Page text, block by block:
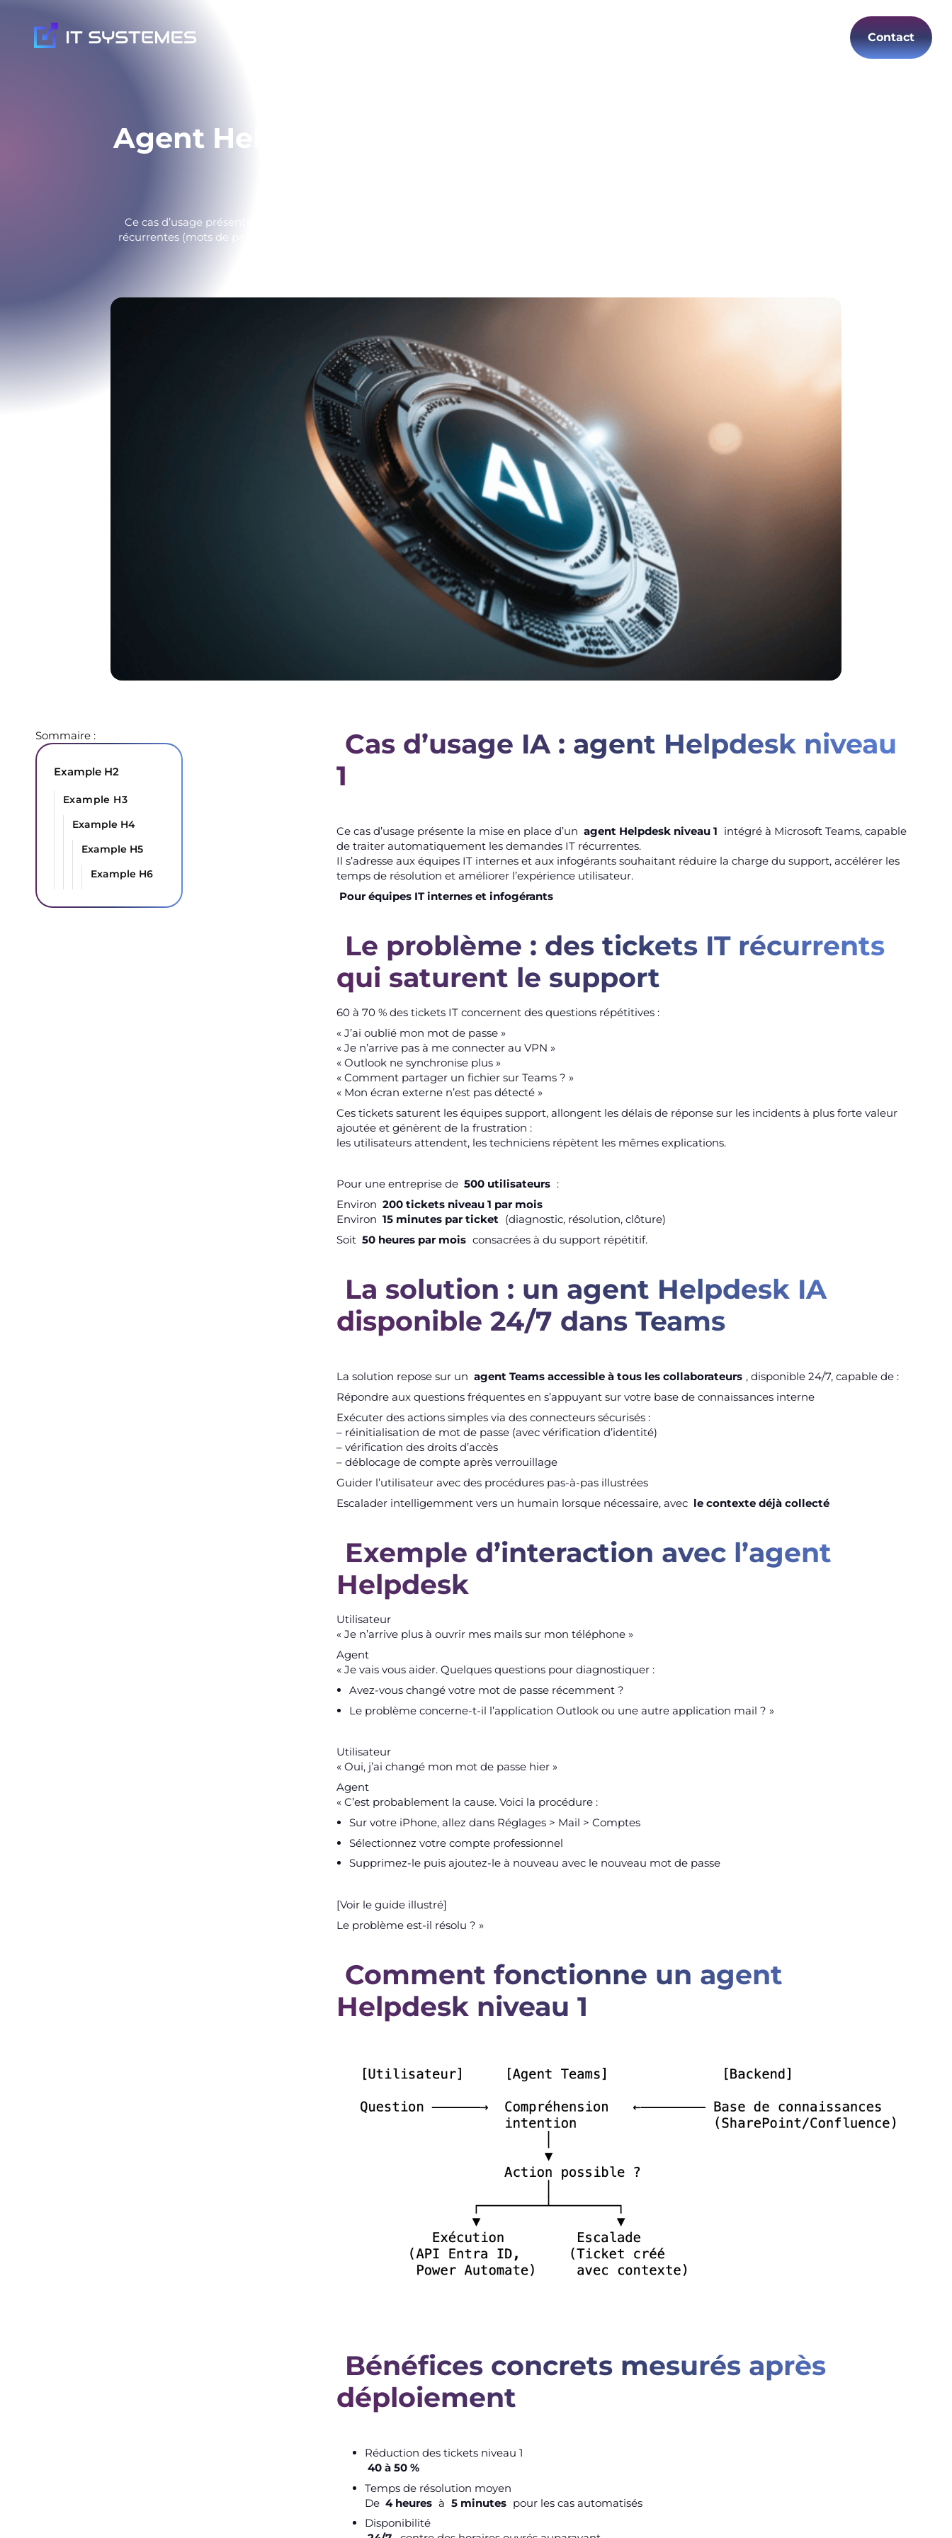
Contact
Agent Helpdesk niveau 1 : automatiser le support
Ce cas d’usage présente un agent Helpdesk niveau 1 intégré à Microsoft Teams, capable de traiter automatiquement les demandes IT
récurrentes (mots de passe, accès, messagerie, VPN). Il permet aux équipes IT internes et aux infogérants de réduire significativement le
Sommaire :
Example H2
Example H3
Example H4
Example H5
Example H6
Cas d’usage IA : agent Helpdesk niveau
1
Ce cas d’usage présente la mise en place d’un agent Helpdesk niveau 1 intégré à Microsoft Teams, capable
de traiter automatiquement les demandes IT récurrentes.
Il s’adresse aux équipes IT internes et aux infogérants souhaitant réduire la charge du support, accélérer les
temps de résolution et améliorer l’expérience utilisateur.
Pour équipes IT internes et infogérants
Le problème : des tickets IT récurrents
qui saturent le support
60 à 70 % des tickets IT concernent des questions répétitives :
« J’ai oublié mon mot de passe »
« Je n’arrive pas à me connecter au VPN »
« Outlook ne synchronise plus »
« Comment partager un fichier sur Teams ? »
« Mon écran externe n’est pas détecté »
Ces tickets saturent les équipes support, allongent les délais de réponse sur les incidents à plus forte valeur
ajoutée et génèrent de la frustration :
les utilisateurs attendent, les techniciens répètent les mêmes explications.
Pour une entreprise de 500 utilisateurs :
Environ 200 tickets niveau 1 par mois
Environ 15 minutes par ticket (diagnostic, résolution, clôture)
Soit 50 heures par mois consacrées à du support répétitif.
La solution : un agent Helpdesk IA
disponible 24/7 dans Teams
La solution repose sur un agent Teams accessible à tous les collaborateurs , disponible 24/7, capable de :
Répondre aux questions fréquentes en s’appuyant sur votre base de connaissances interne
Exécuter des actions simples via des connecteurs sécurisés :
– réinitialisation de mot de passe (avec vérification d’identité)
– vérification des droits d’accès
– déblocage de compte après verrouillage
Guider l’utilisateur avec des procédures pas-à-pas illustrées
Escalader intelligemment vers un humain lorsque nécessaire, avec le contexte déjà collecté
Exemple d’interaction avec l’agent
Helpdesk
Utilisateur
« Je n’arrive plus à ouvrir mes mails sur mon téléphone »
Agent
« Je vais vous aider. Quelques questions pour diagnostiquer :
Avez-vous changé votre mot de passe récemment ?
Le problème concerne-t-il l’application Outlook ou une autre application mail ? »
Utilisateur
« Oui, j’ai changé mon mot de passe hier »
Agent
« C’est probablement la cause. Voici la procédure :
Sur votre iPhone, allez dans Réglages > Mail > Comptes
Sélectionnez votre compte professionnel
Supprimez-le puis ajoutez-le à nouveau avec le nouveau mot de passe
[Voir le guide illustré]
Le problème est-il résolu ? »
Comment fonctionne un agent
Helpdesk niveau 1
Bénéfices concrets mesurés après
déploiement
Réduction des tickets niveau 1
40 à 50 %
Temps de résolution moyen
De 4 heures à 5 minutes pour les cas automatisés
Disponibilité